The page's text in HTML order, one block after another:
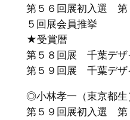
第５６回展初入選
５回展会員推挙
★受賞暦
第５８回展 千葉デザ
第５９回展 千葉デザ
◎小林孝一（東京都
第５９回展初入選